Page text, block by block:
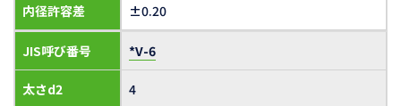
内径許容差 ±0.20
JIS呼び番号
太さd2
*V-6
4